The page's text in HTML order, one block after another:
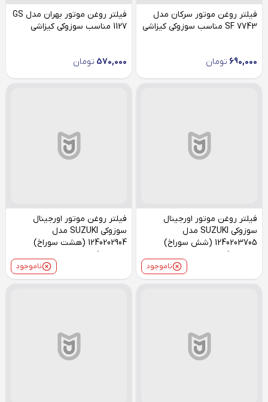
فیلتر روغن موتور سرکان مدل
SF 7743 مناسب سوزوکی کیزاشی
690,000 تومان
فیلتر روغن موتور بهران مدل GS
1127 مناسب سوزوکی کیزاشی
570,000 تومان
فیلتر روغن موتور اورجینال
سوزوکی SUZUKI مدل
1240203705 (شش سوراخ)
مناسب گرند ویتارا
ناموجود
فیلتر روغن موتور اورجینال
سوزوکی SUZUKI مدل
1240202904 (هشت سوراخ)
مناسب گرند ویتارا
ناموجود